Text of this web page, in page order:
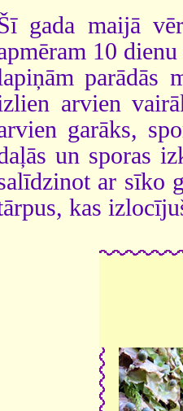
gada maijā
10
parādās
arvien
garāks,
un sporas
ar sīko
kas